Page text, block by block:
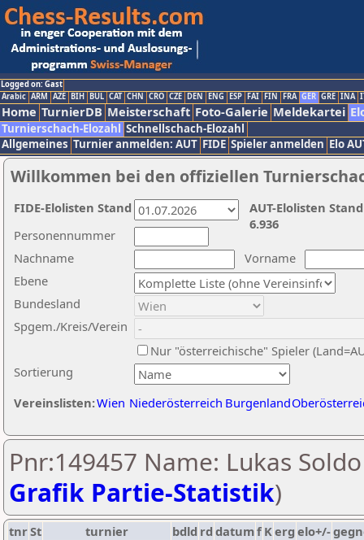
Logged on: Gast
Arabic ARM AZE BIH BUL CAT CHN CRO CZE DEN ENG ESP FAI FIN FRA GER GRE INA
Home TurnierDB Meisterschaft Foto-Galerie Meldekartei
Turnierschach-Elozahl Schnellschach-Elozahl
Allgemeines Turnier anmelden: AUT FIDE Spieler anmelden Elo
Willkommen bei den offiziellen
Nachname
Vorname
Ebene
Sortierung
Personennummer
Bundesland
Spgem./Kreis/Verein
Nur "österreichische" Spieler
Vereinslisten:Wien Niederösterreich Burgenland
AUT-Elolisten
6.936
FIDE-Elolisten Stand
Pnr:149457 Name: Lukas
Grafik Partie-Statistik)
tnrSt turnier bdld rd datumf Kerg elo+/-